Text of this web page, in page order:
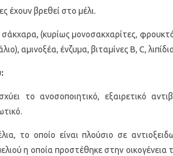
έχουν βρεθεί στο μέλι.
(κυρίως μονοσακχαρίτες,
αμινοξέα, ένζυμα, βιταμίνες Β, C,
:
το ανοσοποιητικό, εξαιρετικό
το οποίο είναι πλούσιο σε
η οποία προστέθηκε στην οικογένεια